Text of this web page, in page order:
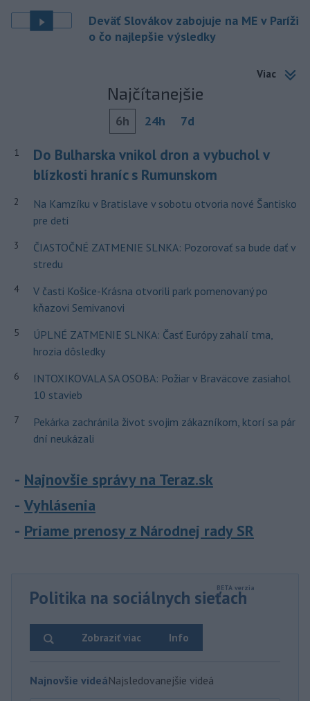
Deväť Slovákov zabojuje na ME v Paríži
o čo najlepšie výsledky
Viac
Najčítanejšie
6h 24h 7d
1
Do Bulharska vnikol dron a vybuchol v
blízkosti hraníc s Rumunskom
2
Na Kamzíku v Bratislave v sobotu otvoria nové Šantisko
pre deti
3
ČIASTOČNÉ ZATMENIE SLNKA: Pozorovať sa bude dať v
stredu
4
V časti Košice-Krásna otvorili park pomenovaný po
kňazovi Semivanovi
5
ÚPLNÉ ZATMENIE SLNKA: Časť Európy zahalí tma,
hrozia dôsledky
6
INTOXIKOVALA SA OSOBA: Požiar v Braväcove zasiahol
10 stavieb
7
Pekárka zachránila život svojim zákazníkom, ktorí sa pár
dní neukázali
Najnovšie správy na Teraz.sk
Vyhlásenia
Priame prenosy z Národnej rady SR
Politika na sociálnych sieťach
Info
Zobraziť viac
Najnovšie videáNajsledovanejšie videá